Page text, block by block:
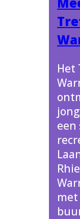
Het
een